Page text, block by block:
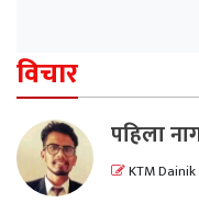
विचार
पहिला
KTM Dainik